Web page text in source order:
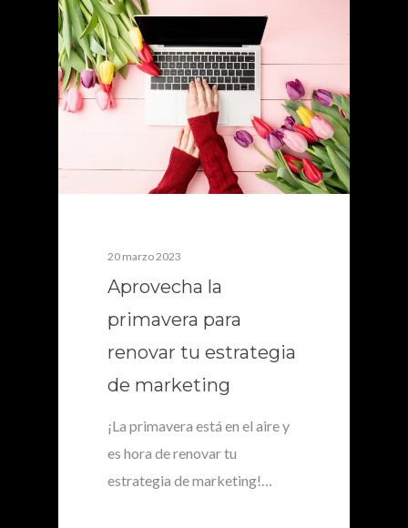
20 marzo 2023
Aprovecha la
primavera para
renovar tu estrategia
de marketing
¡La primavera está en el aire y
es hora de renovar tu
estrategia de marketing!…
0